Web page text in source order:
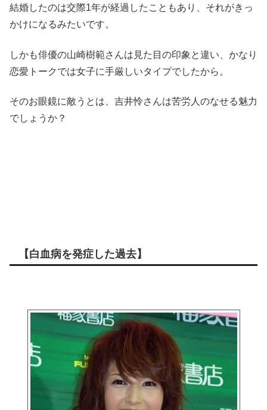
結婚したのは交際1年が経過したこともあり、それがきっ
かけになるみたいです。
しかも俳優の山崎樹範さんは見た目の印象と違い、かなり
恋愛トークでは女子に手厳しいタイプでしたから。
そのお眼鏡に敵うとは、吉井怜さんは苦労人のなせる魅力
でしょうか？
【白血病を発症した過去】